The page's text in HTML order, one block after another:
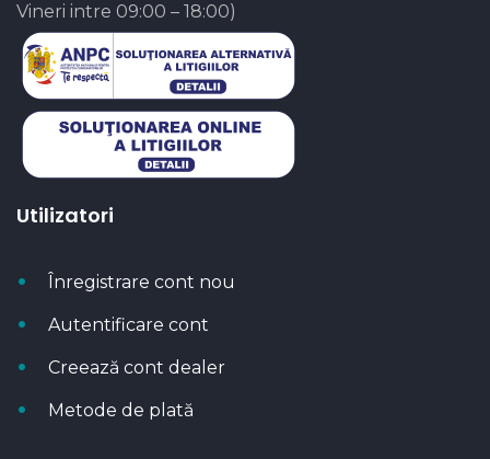
Vineri intre 09:00 – 18:00)
Utilizatori
Înregistrare cont nou
Autentificare cont
Creează cont dealer
Metode de plată